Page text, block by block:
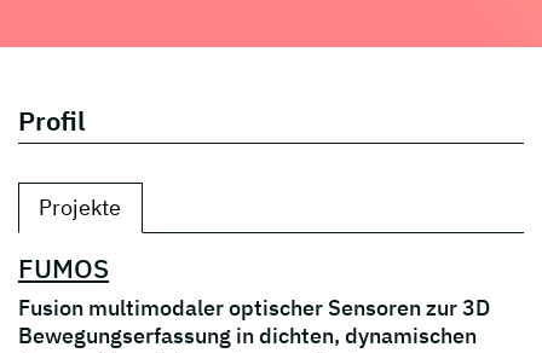
Profil
Projekte
FUMOS
Fusion multimodaler optischer Sensoren zur 3D
Bewegungserfassung in dichten, dynamischen